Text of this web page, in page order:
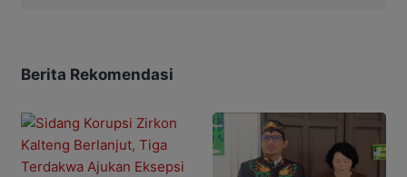
Berita Rekomendasi